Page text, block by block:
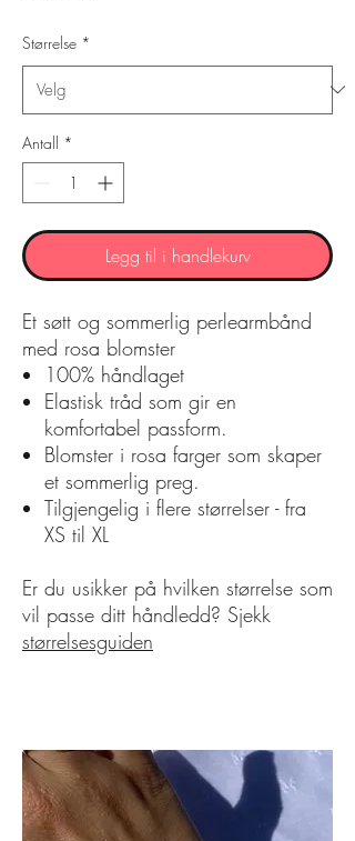
Størrelse *
Antall *
Legg til i handlekurv
Et søtt og sommerlig perlearmbånd
med rosa blomster
100% håndlaget
Elastisk tråd som gir en
komfortabel passform.
Blomster i rosa farger som skaper
et sommerlig preg.
Tilgjengelig i flere størrelser - fra
XS til XL
Er du usikker på hvilken størrelse som
vil passe ditt håndledd? Sjekk
størrelsesguiden